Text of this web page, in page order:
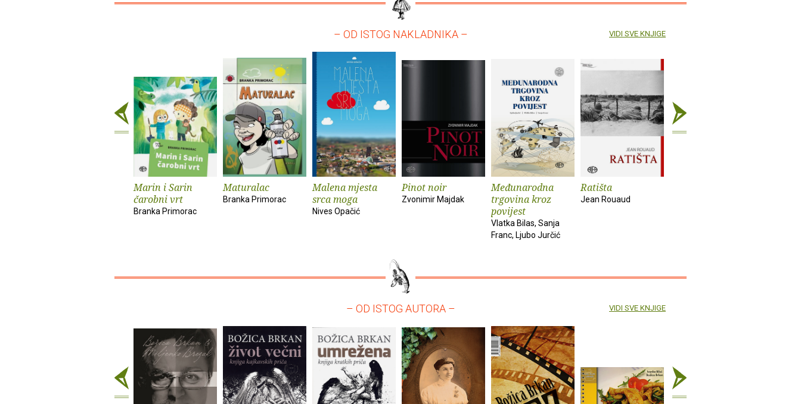
– OD ISTOG NAKLADNIKA –
Marin i Sarin
čarobni vrt
Branka Primorac
Maturalac
Branka Primorac
Malena mjesta
srca moga
Nives Opačić
Pinot noir
Zvonimir Majdak
Međunarodna
trgovina kroz
povijest
Vlatka Bilas, Sanja
Franc, Ljubo Jurčić
Ratišta
Jean Rouaud
VIDI SVE KNJIGE
– OD ISTOG AUTORA – VIDI SVE KNJIGE